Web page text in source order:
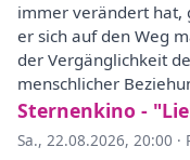
immer verändert hat,
er sich auf den Weg
der Vergänglichkeit
menschlicher
Sternenkino -
Sa., 22.08.2026, 20:00 ·